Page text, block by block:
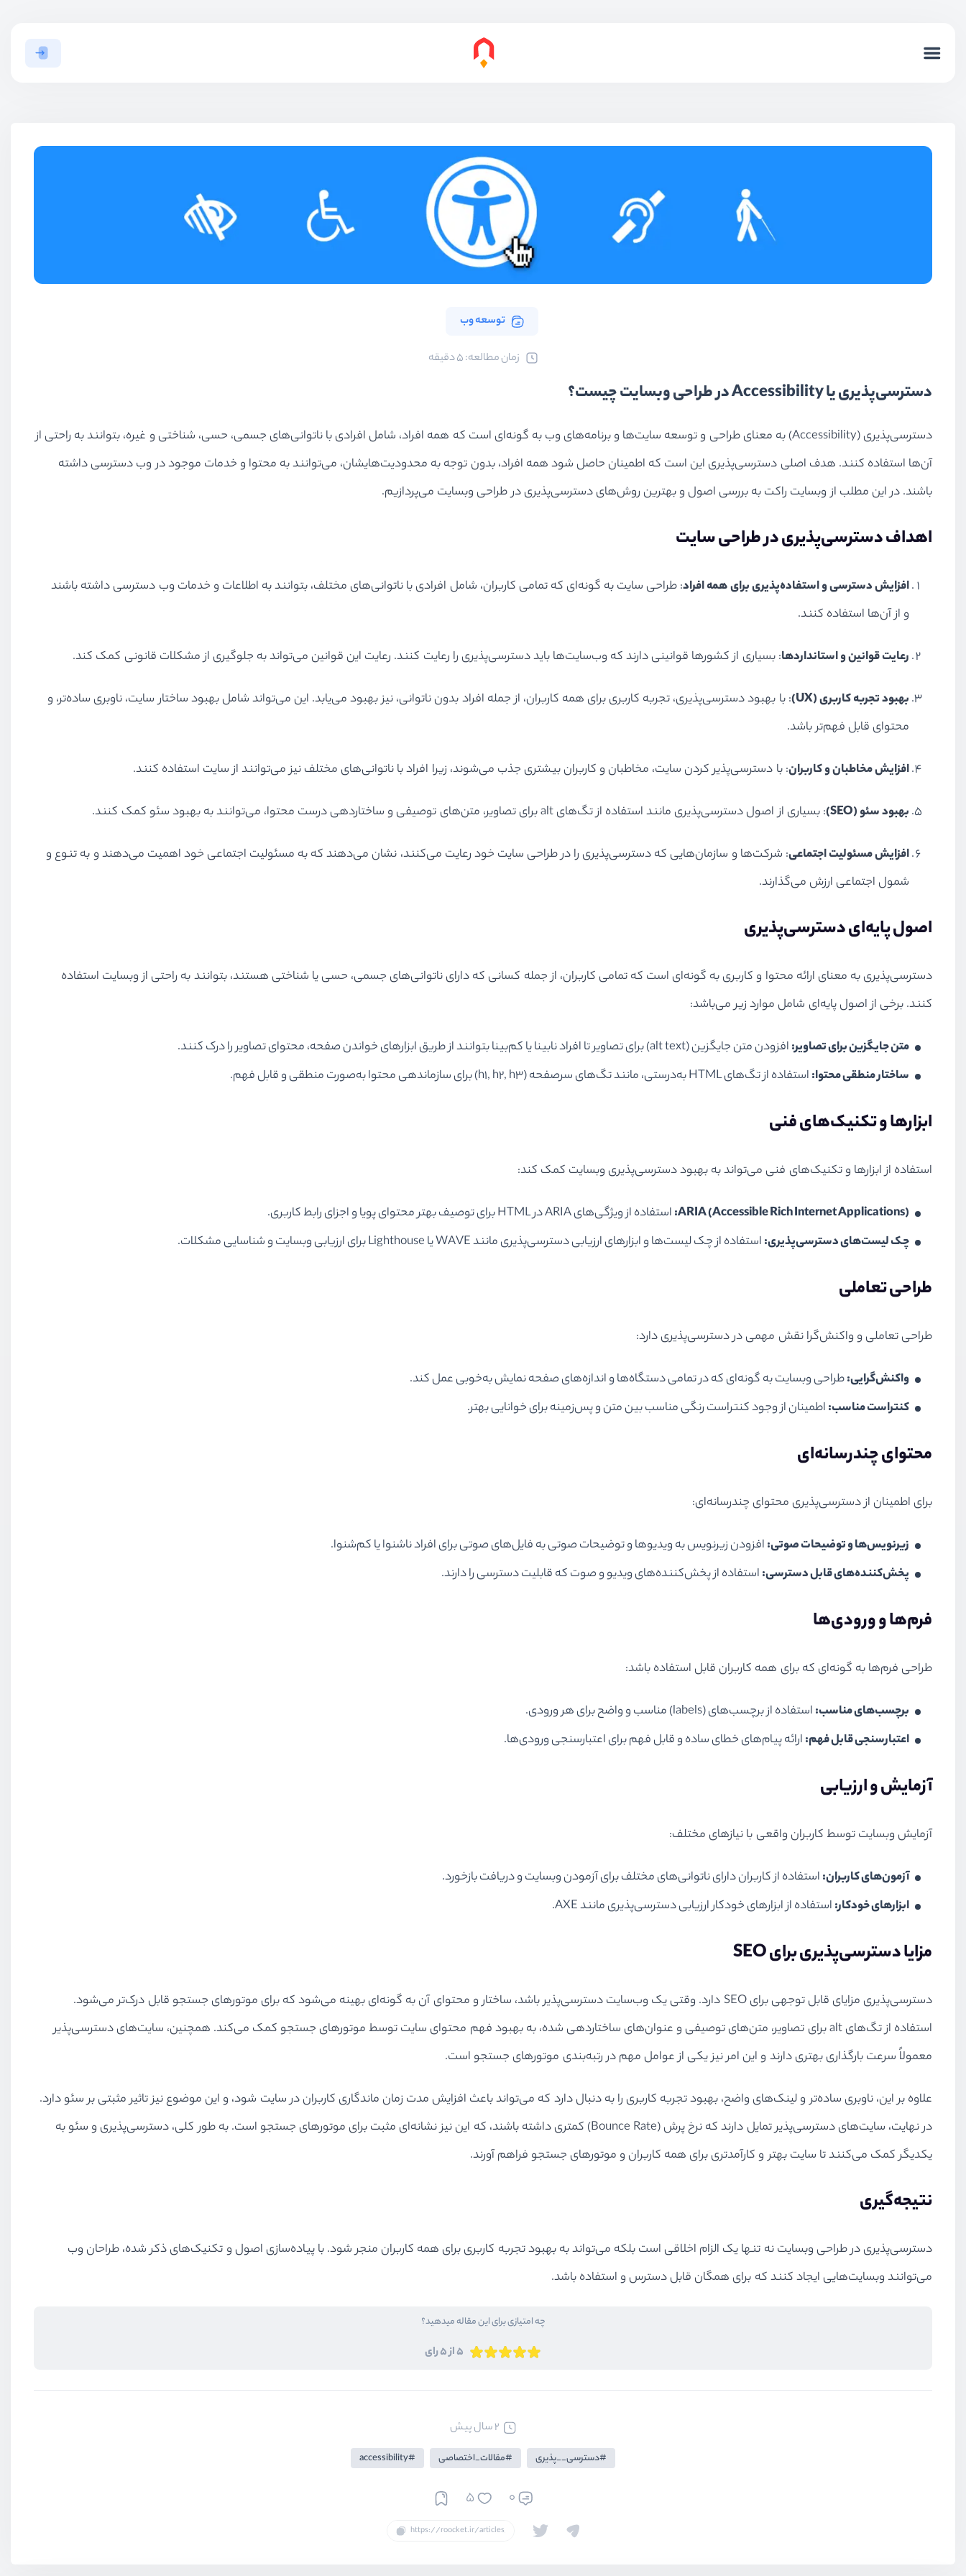
توسعه وب
ﺯﻣﺎﻥ ﻣﻄﺎﻟﻌﻪ: 5 دقیقه
دسترسی‌پذیری یا Accessibility در طراحی وبسایت چیست؟
دسترسی‌پذیری (Accessibility) به معنای طراحی و توسعه سایت‌ها و برنامه‌های وب به گونه‌ای است که همه افراد، شامل افرادی با ناتوانی‌های جسمی، حسی، شناختی و غیره، بتوانند به راحتی از
آن‌ها استفاده کنند. هدف اصلی دسترسی‌پذیری این است که اطمینان حاصل شود همه افراد، بدون توجه به محدودیت‌هایشان، می‌توانند به محتوا و خدمات موجود در وب دسترسی داشته
باشند. در این مطلب از وبسایت راکت به بررسی اصول و بهترین روش‌های دسترسی‌پذیری در طراحی وبسایت می‌‌پردازیم.
اهداف دسترسی‌پذیری در طراحی سایت
افزایش دسترسی و استفاده‌پذیری برای همه افراد: طراحی سایت به گونه‌ای که تمامی کاربران، شامل افرادی با ناتوانی‌های مختلف، بتوانند به اطلاعات و خدمات وب دسترسی داشته باشند
و از آن‌ها استفاده کنند.
رعایت قوانین و استانداردها: بسیاری از کشورها قوانینی دارند که وب‌سایت‌ها باید دسترسی‌پذیری را رعایت کنند. رعایت این قوانین می‌تواند به جلوگیری از مشکلات قانونی کمک کند.
بهبود تجربه کاربری (UX)
: با بهبود دسترسی‌پذیری، تجربه کاربری برای همه کاربران، از جمله افراد بدون ناتوانی، نیز بهبود می‌یابد. این می‌تواند شامل بهبود ساختار سایت، ناوبری ساده‌تر، و
محتوای قابل فهم‌تر باشد.
افزایش مخاطبان و کاربران: با دسترسی‌پذیر کردن سایت، مخاطبان و کاربران بیشتری جذب می‌شوند، زیرا افراد با ناتوانی‌های مختلف نیز می‌توانند از سایت استفاده کنند.
بهبود سئو (SEO) : بسیاری از اصول دسترسی‌پذیری مانند استفاده از تگ‌های alt برای تصاویر، متن‌های توصیفی و ساختاردهی درست محتوا، می‌توانند به بهبود سئو کمک کنند.
افزایش مسئولیت اجتماعی: شرکت‌ها و سازمان‌هایی که دسترسی‌پذیری را در طراحی سایت خود رعایت می‌کنند، نشان می‌دهند که به مسئولیت اجتماعی خود اهمیت می‌دهند و به تنوع و
شمول اجتماعی ارزش می‌گذارند.
اصول پایه‌ای دسترسی‌پذیری
دسترسی‌پذیری به معنای ارائه محتوا و کاربری به گونه‌ای است که تمامی کاربران، از جمله کسانی که دارای ناتوانی‌های جسمی، حسی یا شناختی هستند، بتوانند به راحتی از وبسایت استفاده
کنند. برخی از اصول پایه‌ای شامل موارد زیر می‌باشد:
متن جایگزین برای تصاویر:افزودن متن جایگزین (alt text) برای تصاویر تا افراد نابینا یا کم‌بینا بتوانند از طریق ابزارهای خواندن صفحه، محتوای تصاویر را درک کنند.
ساختار منطقی محتوا:استفاده از تگ‌های HTML به‌درستی، مانند تگ‌های سرصفحه (h1, h2, h3) برای سازماندهی محتوا به‌صورت منطقی و قابل فهم.
ابزارها و تکنیک‌های فنی
استفاده از ابزارها و تکنیک‌های فنی می‌تواند به بهبود دسترسی‌پذیری وبسایت کمک کند:
ARIA (Accessible Rich Internet Applications): استفاده از ویژگی‌های ARIA در HTML برای توصیف بهتر محتوای پویا و اجزای رابط کاربری.
چک لیست‌های دسترسی‌پذیری:استفاده از چک لیست‌ها و ابزارهای ارزیابی دسترسی‌پذیری مانند WAVE یا Lighthouse برای ارزیابی وبسایت و شناسایی مشکلات.
طراحی تعاملی
طراحی تعاملی و واکنش‌گرا نقش مهمی در دسترسی‌پذیری دارد:
واکنش‌گرایی:طراحی وبسایت به گونه‌ای که در تمامی دستگاه‌ها و اندازه‌های صفحه نمایش به‌خوبی عمل کند.
کنتراست مناسب:اطمینان از وجود کنتراست رنگی مناسب بین متن و پس‌زمینه برای خوانایی بهتر.
محتوای چندرسانه‌ای
برای اطمینان از دسترسی‌پذیری محتوای چندرسانه‌ای:
زیرنویس‌ها و توضیحات صوتی:افزودن زیرنویس به ویدیوها و توضیحات صوتی به فایل‌های صوتی برای افراد ناشنوا یا کم‌شنوا.
پخش‌کننده‌های قابل دسترسی:استفاده از پخش‌کننده‌های ویدیو و صوت که قابلیت دسترسی را دارند.
فرم‌ها و ورودی‌ها
طراحی فرم‌ها به گونه‌ای که برای همه کاربران قابل استفاده باشد:
برچسب‌های مناسب:استفاده از برچسب‌های (labels) مناسب و واضح برای هر ورودی.
اعتبارسنجی قابل فهم:ارائه پیام‌های خطای ساده و قابل فهم برای اعتبارسنجی ورودی‌ها.
آزمایش و ارزیابی
آزمایش وبسایت توسط کاربران واقعی با نیازهای مختلف:
آزمون‌های کاربران:استفاده از کاربران دارای ناتوانی‌های مختلف برای آزمودن وبسایت و دریافت بازخورد.
ابزارهای خودکار:استفاده از ابزارهای خودکار ارزیابی دسترسی‌پذیری مانند AXE.
مزایا دسترسی‌پذیری برای SEO
دسترسی‌پذیری مزایای قابل توجهی برای SEO دارد. وقتی یک وب‌سایت دسترسی‌پذیر باشد، ساختار و محتوای آن به گونه‌ای بهینه می‌شود که برای موتورهای جستجو قابل درک‌تر می‌شود.
استفاده از تگ‌های alt برای تصاویر، متن‌های توصیفی و عنوان‌های ساختاردهی شده، به بهبود فهم محتوای سایت توسط موتورهای جستجو کمک می‌کند. همچنین، سایت‌های دسترسی‌پذیر
معمولاً سرعت بارگذاری بهتری دارند و این امر نیز یکی از عوامل مهم در رتبه‌بندی موتورهای جستجو است.
علاوه بر این، ناوبری ساده‌تر و لینک‌های واضح، بهبود تجربه کاربری را به دنبال دارد که می‌تواند باعث افزایش مدت زمان ماندگاری کاربران در سایت شود، و این موضوع نیز تاثیر مثبتی بر سئو دارد.
در نهایت، سایت‌های دسترسی‌پذیر تمایل دارند که نرخ پرش (Bounce Rate) کمتری داشته باشند، که این نیز نشانه‌ای مثبت برای موتورهای جستجو است. به طور کلی، دسترسی‌پذیری و سئو به
یکدیگر کمک می‌کنند تا سایت بهتر و کارآمدتری برای همه کاربران و موتورهای جستجو فراهم آورند.
نتیجه‌گیری
دسترسی‌پذیری در طراحی وبسایت نه تنها یک الزام اخلاقی است بلکه می‌تواند به بهبود تجربه کاربری برای همه کاربران منجر شود. با پیاده‌سازی اصول و تکنیک‌های ذکر شده، طراحان وب
می‌توانند وبسایت‌هایی ایجاد کنند که برای همگان قابل دسترس و استفاده باشد.
چه امتیازی برای این مقاله میدهید؟
5 از 5 رای
2 سال پیش
دسترسی__پذیری مقالات_اختصاصی accessibility
0
5